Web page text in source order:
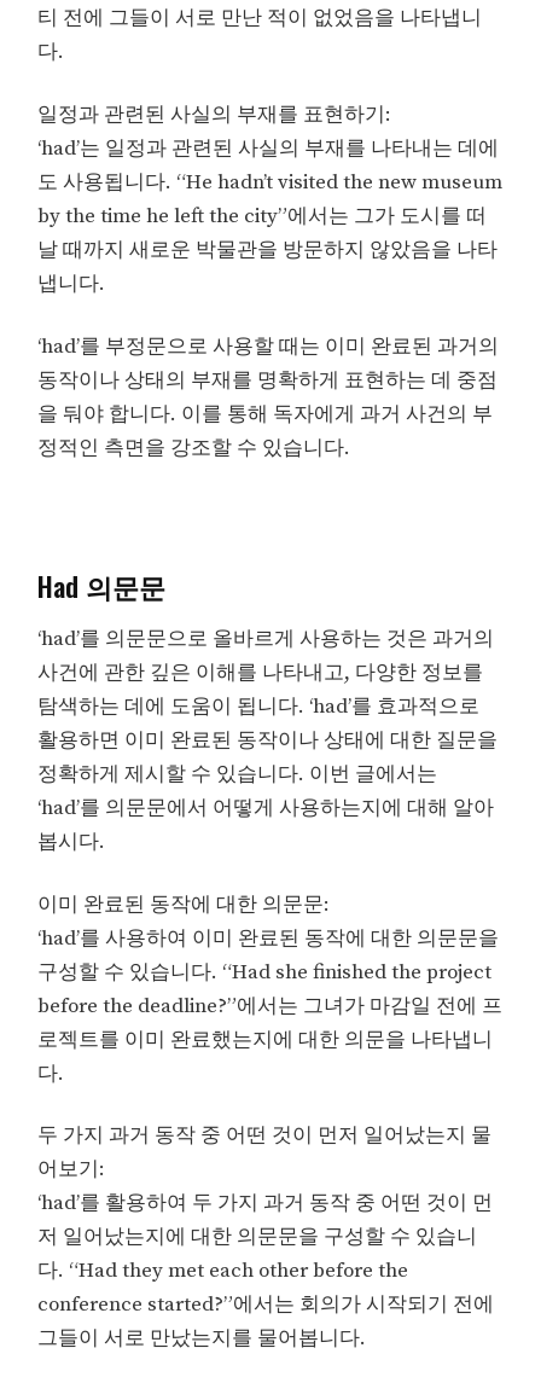
티 전에 그들이 서로 만난 적이 없었음을 나타냅니
다.
일정과 관련된 사실의 부재를 표현하기:
‘had’는 일정과 관련된 사실의 부재를 나타내는 데에
도 사용됩니다. “He hadn’t visited the new museum
by the time he left the city”에서는 그가 도시를 떠
날 때까지 새로운 박물관을 방문하지 않았음을 나타
냅니다.
‘had’를 부정문으로 사용할 때는 이미 완료된 과거의
동작이나 상태의 부재를 명확하게 표현하는 데 중점
을 둬야 합니다. 이를 통해 독자에게 과거 사건의 부
정적인 측면을 강조할 수 있습니다.
Had 의문문
‘had’를 의문문으로 올바르게 사용하는 것은 과거의
사건에 관한 깊은 이해를 나타내고, 다양한 정보를
탐색하는 데에 도움이 됩니다. ‘had’를 효과적으로
활용하면 이미 완료된 동작이나 상태에 대한 질문을
정확하게 제시할 수 있습니다. 이번 글에서는
‘had’를 의문문에서 어떻게 사용하는지에 대해 알아
봅시다.
이미 완료된 동작에 대한 의문문:
‘had’를 사용하여 이미 완료된 동작에 대한 의문문을
구성할 수 있습니다. “Had she finished the project
before the deadline?”에서는 그녀가 마감일 전에 프
로젝트를 이미 완료했는지에 대한 의문을 나타냅니
다.
두 가지 과거 동작 중 어떤 것이 먼저 일어났는지 물
어보기:
‘had’를 활용하여 두 가지 과거 동작 중 어떤 것이 먼
저 일어났는지에 대한 의문문을 구성할 수 있습니
다. “Had they met each other before the
conference started?”에서는 회의가 시작되기 전에
그들이 서로 만났는지를 물어봅니다.